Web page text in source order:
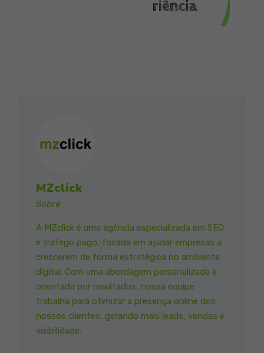
MZclick
Sobre
A MZclick é uma agência especializada em SEO
e tráfego pago, focada em ajudar empresas a
crescerem de forma estratégica no ambiente
digital. Com uma abordagem personalizada e
orientada por resultados, nossa equipe
trabalha para otimizar a presença online dos
nossos clientes, gerando mais leads, vendas e
visibilidade.